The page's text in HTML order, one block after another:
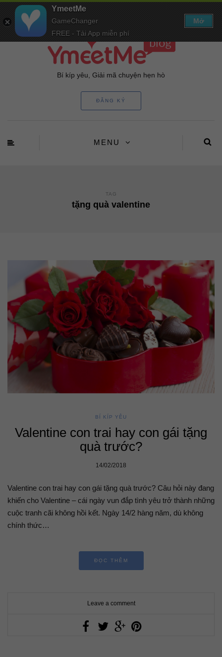
Bí kíp yêu, Giải mã chuyện hẹn hò
ĐĂNG KÝ
MENU
TAG
tặng quà valentine
BÍ KÍP YÊU
Valentine con trai hay con gái tặng
quà trước?
14/02/2018
Valentine con trai hay con gái tặng quà trước? Câu hỏi này đang
khiến cho Valentine – cái ngày vun đắp tình yêu trở thành những
cuộc tranh cãi không hồi kết. Ngày 14/2 hàng năm, dù không
chính thức…
ĐỌC THÊM
Leave a comment
YmeetMe
GameChanger
FREE - Tải App miễn phí
Mở